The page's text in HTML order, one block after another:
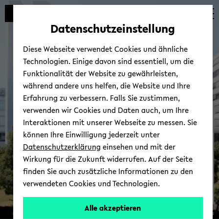
Automatische
vermeiden
zum
wechseln
zum
wechseln
zum
wechseln
Bie­le­feld School of Edu­ca­
ti­on - BiSEd
Bie­
© Uni­ver­si­tät Bie­le­feld
Datenschutzeinstellung
Diese Webseite verwendet Cookies und ähnliche
Technologien. Einige davon sind essentiell, um die
Funktionalität der Website zu gewährleisten,
während andere uns helfen, die Website und Ihre
Erfahrung zu verbessern. Falls Sie zustimmen,
verwenden wir Cookies und Daten auch, um Ihre
Interaktionen mit unserer Webseite zu messen. Sie
können Ihre Einwilligung jederzeit unter
Datenschutzerklärung einsehen und mit der
Wirkung für die Zukunft widerrufen. Auf der Seite
finden Sie auch zusätzliche Informationen zu den
verwendeten Cookies und Technologien.
Alle akzeptieren